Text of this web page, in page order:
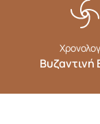
Βυζαντινή